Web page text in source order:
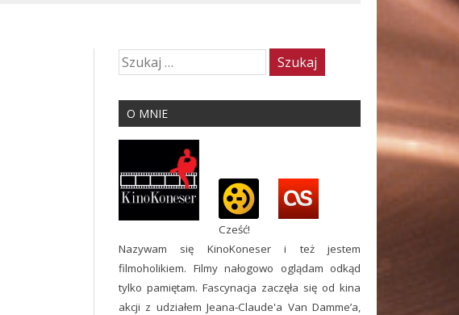
O MNIE
Cześć!
Nazywam się KinoKoneser i też jestem
filmoholikiem. Filmy nałogowo oglądam odkąd
tylko pamiętam. Fascynacja zaczęła się od kina
akcji z udziałem Jeana-Claude'a Van Damme’a,